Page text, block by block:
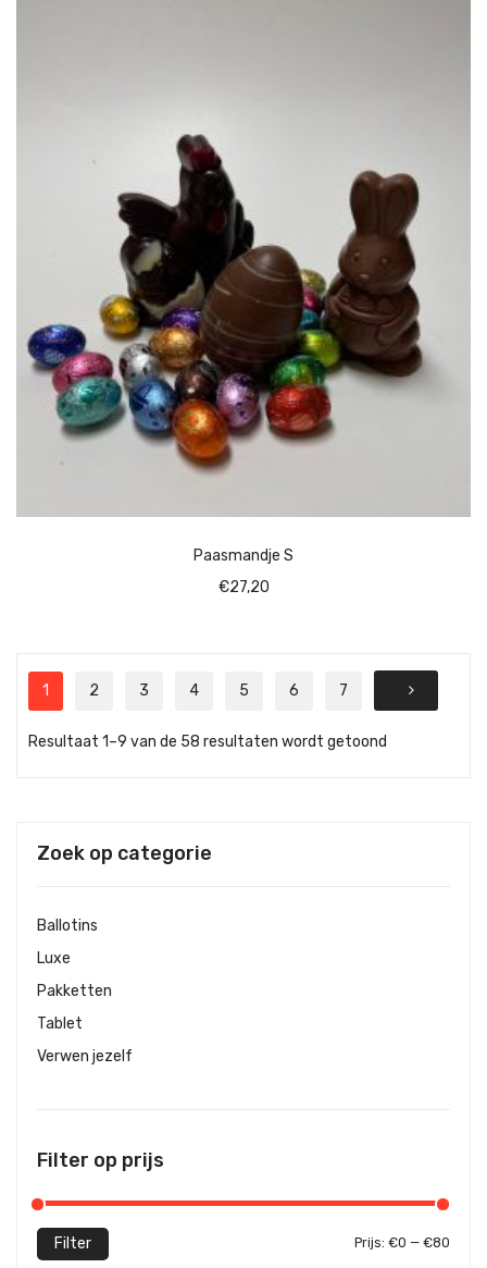
Paasmandje S
€27,20
1 2 3 4 5 6 7
Resultaat 1–9 van de 58 resultaten wordt getoond
Zoek op categorie
Ballotins
Luxe
Pakketten
Tablet
Verwen jezelf
Filter op prijs
Filter Prijs: €0 — €80